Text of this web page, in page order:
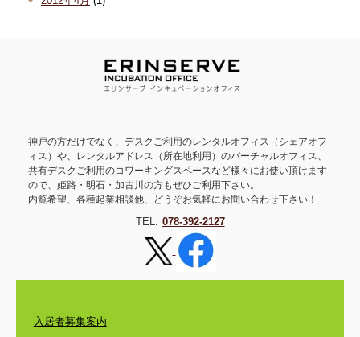
神戸の方だけでなく、デスクご利用のレンタルオフィス（シェアオフ
ィス）や、レンタルアドレス（所在地利用）のバーチャルオフィス、
共有デスクご利用のコワーキングスペースなど様々にお使い頂けます
ので、姫路・明石・加古川の方もぜひご利用下さい。
内覧希望、各種起業相談他、どうぞお気軽にお問い合わせ下さい！
TEL: 078-392-2127
入居者募集案内